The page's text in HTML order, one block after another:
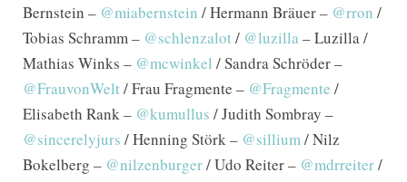
Bernstein – @miabernstein / Hermann Bräuer – @rron /
Tobias Schramm – @schlenzalot/ @luzilla– Luzilla /
Mathias Winks – @mcwinkel / Sandra Schröder –
@FrauvonWelt/ Frau Fragmente – @Fragmente /
Elisabeth Rank – @kumullus / Judith Sombray –
@sincerelyjurs / Henning Störk – @sillium/ Nilz
Bokelberg – @nilzenburger/ Udo Reiter – @mdrreiter/